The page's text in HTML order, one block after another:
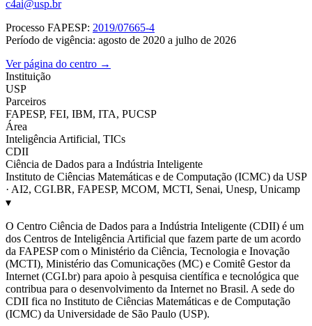
c4ai@usp.br
Processo FAPESP: 2019/07665-4
Período de vigência: agosto de 2020 a julho de 2026
Ver página do centro →
Instituição
USP
Parceiros
FAPESP, FEI, IBM, ITA, PUCSP
Área
Inteligência Artificial, TICs
CDII
Ciência de Dados para a Indústria Inteligente
Instituto de Ciências Matemáticas e de Computação (ICMC) da USP
· AI2, CGI.BR, FAPESP, MCOM, MCTI, Senai, Unesp, Unicamp
▾
O Centro Ciência de Dados para a Indústria Inteligente (CDII) é um
dos Centros de Inteligência Artificial que fazem parte de um acordo
da FAPESP com o Ministério da Ciência, Tecnologia e Inovação
(MCTI), Ministério das Comunicações (MC) e Comitê Gestor da
Internet (CGI.br) para apoio à pesquisa científica e tecnológica que
contribua para o desenvolvimento da Internet no Brasil. A sede do
CDII fica no Instituto de Ciências Matemáticas e de Computação
(ICMC) da Universidade de São Paulo (USP).